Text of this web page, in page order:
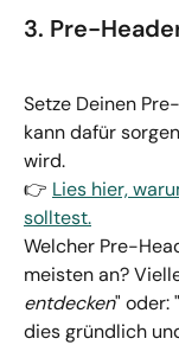
3. Pre-
Setze Deinen
kann dafür
wird.
👉 Lies hier,
solltest.
Welcher Pre-
meisten an?
entdecken" oder: "
dies gründlich